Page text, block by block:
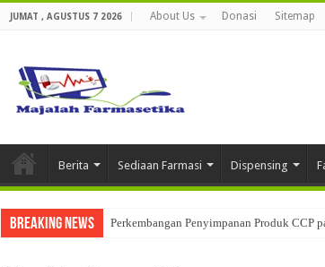
JUMAT , AGUSTUS 7 2026 About Us Donasi Sitemap
Berita Sediaan Farmasi Dispensing
Breaking News Perkembangan Penyimpanan Produk CCP